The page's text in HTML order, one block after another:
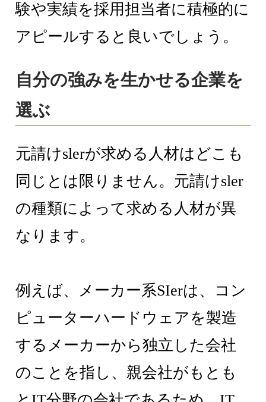
験や実績を採用担当者に積極的に
アピールすると良いでしょう。
自分の強みを生かせる企業を
選ぶ
元請けslerが求める人材はどこも
同じとは限りません。元請けsler
の種類によって求める人材が異
なります。
例えば、メーカー系SIerは、コン
ピューターハードウェアを製造
するメーカーから独立した会社
のことを指し、親会社がもとも